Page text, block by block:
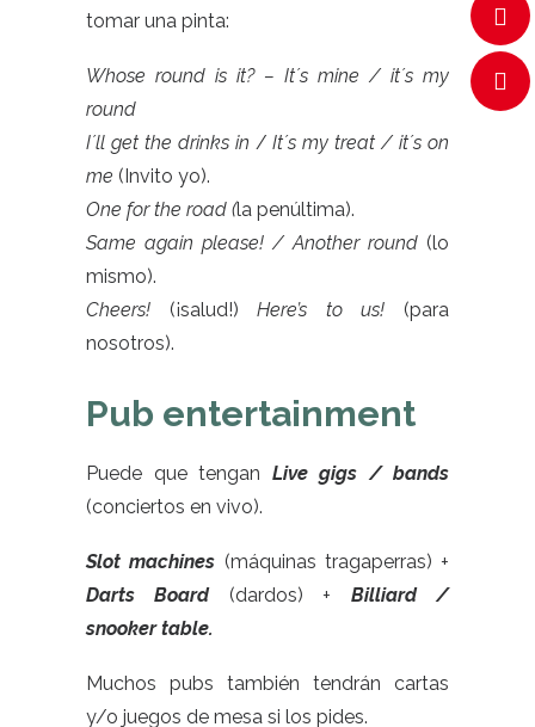
tomar una pinta:
Whose round is it? – It´s mine / it´s my
round
I´ll get the drinks in /It´s my treat / it´s on
me (Invito yo).
One for the road (la penúltima).
Same again please! / Another round (lo
mismo).
Cheers! (¡salud!)Here’s to us!(para
nosotros).
Pub entertainment
Puede que tengan Live gigs / bands
(conciertos en vivo).
Slot machines (máquinas tragaperras) +
Darts Board(dardos) + Billiard /
snooker table.
Muchos pubs también tendrán cartas
y/o juegos de mesa si los pides.